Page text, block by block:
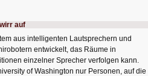
auf
aus intelligenten Lautsprechern und
entwickelt, das Räume in
einzelner Sprecher verfolgen kann.
of Washington nur Personen, auf die